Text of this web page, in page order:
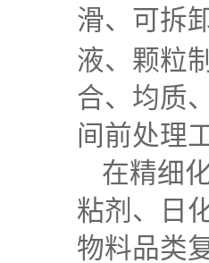
滑、可拆
液、颗粒
合、均质
间前处理
在精细
粘剂、日
物料品类